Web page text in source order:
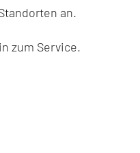
an.
zum Service.